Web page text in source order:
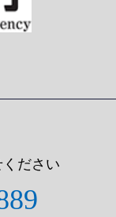
ださい